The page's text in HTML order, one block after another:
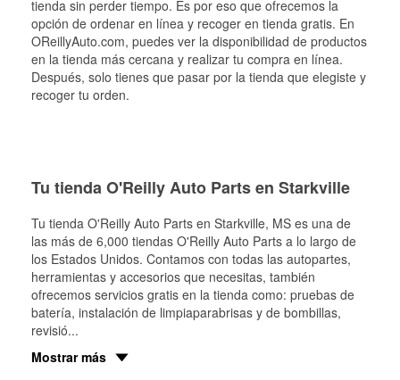
tienda sin perder tiempo. Es por eso que ofrecemos la
opción de ordenar en línea y recoger en tienda gratis. En
OReillyAuto.com, puedes ver la disponibilidad de productos
en la tienda más cercana y realizar tu compra en línea.
Después, solo tienes que pasar por la tienda que elegiste y
recoger tu orden.
Tu tienda O'Reilly Auto Parts en Starkville
Tu tienda O'Reilly Auto Parts en Starkville, MS es una de
las más de 6,000 tiendas O'Reilly Auto Parts a lo largo de
los Estados Unidos. Contamos con todas las autopartes,
herramientas y accesorios que necesitas, también
ofrecemos servicios gratis en la tienda como: pruebas de
batería, instalación de limpiaparabrisas y de bombillas,
revisió...
Mostrar más